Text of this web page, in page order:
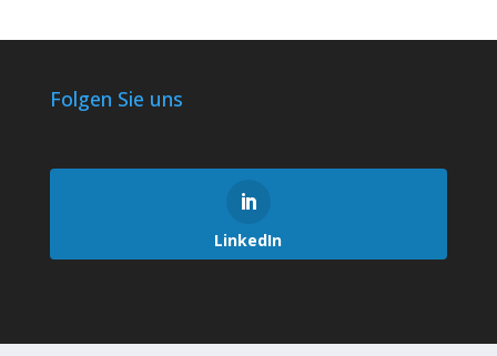
Folgen Sie uns
LinkedIn